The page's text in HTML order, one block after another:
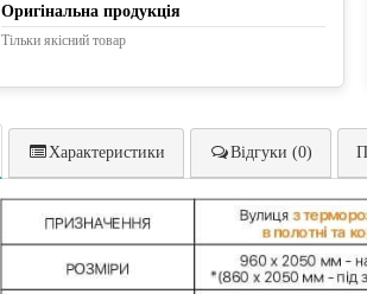
Оригінальна продукція
Тільки якісний товар
Характеристики Відгуки (0)